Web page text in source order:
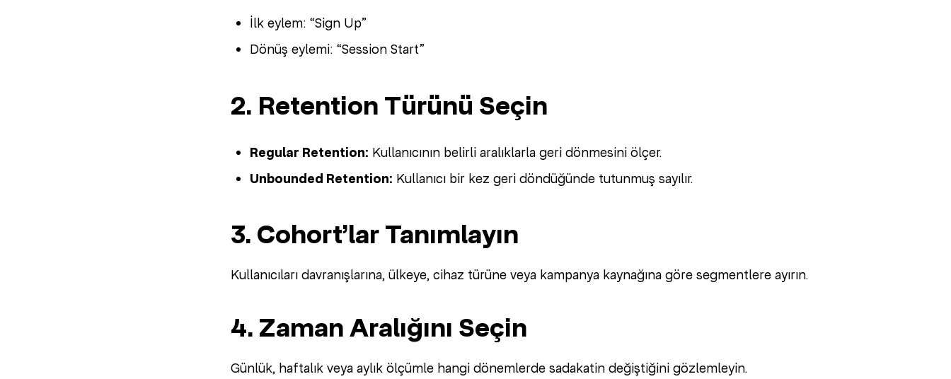
İlk eylem: “Sign Up”
Dönüş eylemi: “Session Start”
2. Retention Türünü Seçin
Regular Retention: Kullanıcının belirli aralıklarla geri dönmesini ölçer.
Unbounded Retention: Kullanıcı bir kez geri döndüğünde tutunmuş sayılır.
3. Cohort’lar Tanımlayın
Kullanıcıları davranışlarına, ülkeye, cihaz türüne veya kampanya kaynağına göre segmentlere ayırın.
4. Zaman Aralığını Seçin
Günlük, haftalık veya aylık ölçümle hangi dönemlerde sadakatin değiştiğini gözlemleyin.